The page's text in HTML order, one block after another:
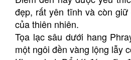
đẹp, rất yên tĩnh và còn
của thiên nhiên.
Tọa lạc sâu dưới hang
một ngôi đền vàng lộng lẫy